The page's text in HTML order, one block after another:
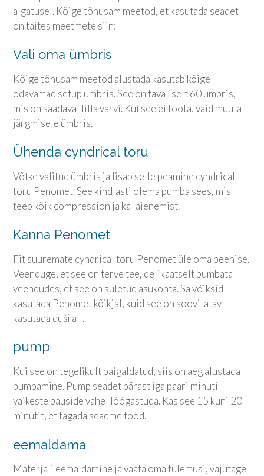
algatusel. Kõige tõhusam meetod, et kasutada seadet
on täites meetmete siin:
Vali oma ümbris
Kõige tõhusam meetod alustada kasutab kõige
odavamad setup ümbris. See on tavaliselt 60 ümbris,
mis on saadaval lilla värvi. Kui see ei tööta, vaid muuta
järgmisele ümbris.
Ühenda cyndrical toru
Võtke valitud ümbris ja lisab selle peamine cyndrical
toru Penomet. See kindlasti olema pumba sees, mis
teeb kõik compression ja ka laienemist.
Kanna Penomet
Fit suuremate cyndrical toru Penomet üle oma peenise.
Veenduge, et see on terve tee, delikaatselt pumbata
veendudes, et see on suletud asukohta. Sa võiksid
kasutada Penomet kõikjal, kuid see on soovitatav
kasutada duši all.
pump
Kui see on tegelikult paigaldatud, siis on aeg alustada
pumpamine. Pump seadet pärast iga paari minuti
väikeste pauside vahel lõõgastuda. Kas see 15 kuni 20
minutit, et tagada seadme tööd.
eemaldama
Materjali eemaldamine ja vaata oma tulemusi, vajutage